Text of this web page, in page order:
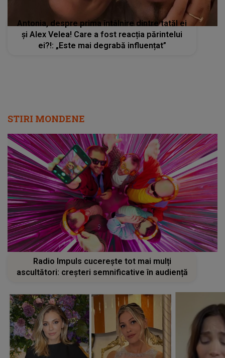
Antonia, despre prima întâlnire dintre tatăl ei
și Alex Velea! Care a fost reacția părintelui
ei?!: „Este mai degrabă influențat”
STIRI MONDENE
Radio Impuls cucerește tot mai mulți
ascultători: creșteri semnificative în audiență